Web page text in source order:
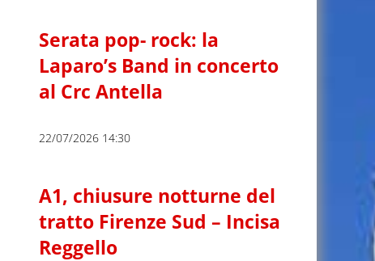
Serata pop- rock: la
Laparo’s Band in concerto
al Crc Antella
22/07/2026 14:30
A1, chiusure notturne del
tratto Firenze Sud – Incisa
Reggello